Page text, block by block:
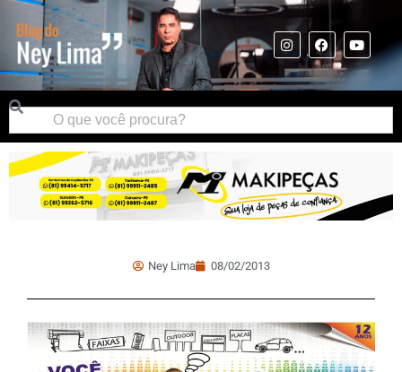
Ney Lima 08/02/2013